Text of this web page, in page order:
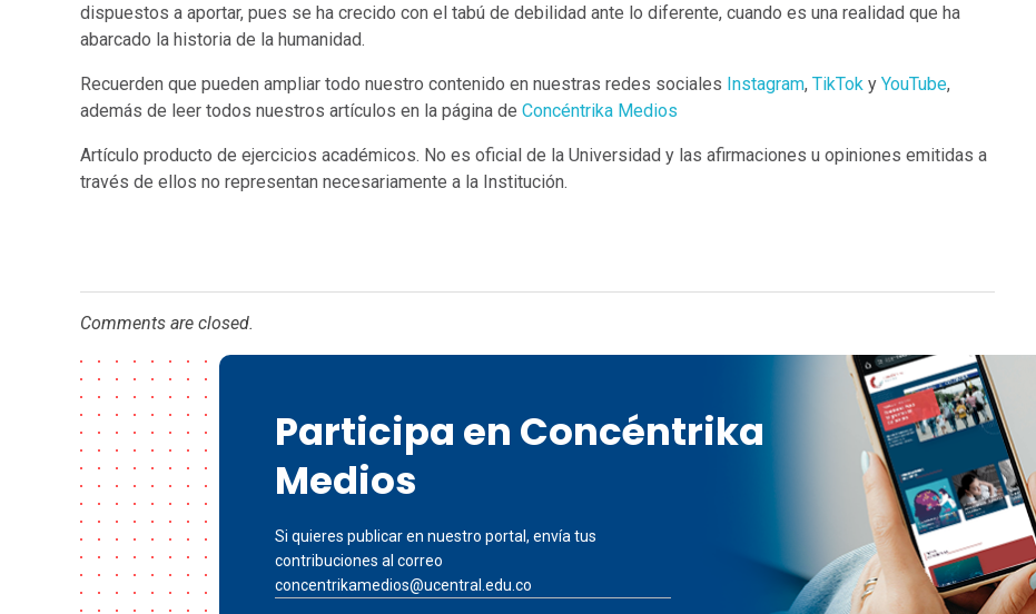
dispuestos a aportar, pues se ha crecido con el tabú de debilidad ante lo diferente, cuando es una realidad que ha
abarcado la historia de la humanidad.
Recuerden que pueden ampliar todo nuestro contenido en nuestras redes sociales Instagram, TikTok y YouTube,
además de leer todos nuestros artículos en la página de Concéntrika Medios
Artículo producto de ejercicios académicos. No es oficial de la Universidad y las afirmaciones u opiniones emitidas a
través de ellos no representan necesariamente a la Institución.
Comments are closed.
Participa en Concéntrika
Medios
Si quieres publicar en nuestro portal, envía tus
contribuciones al correo
concentrikamedios@ucentral.edu.co